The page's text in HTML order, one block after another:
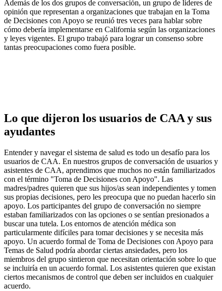
Además de los dos grupos de conversación, un grupo de líderes de
opinión que representan a organizaciones que trabajan en la Toma
de Decisiones con Apoyo se reunió tres veces para hablar sobre
cómo debería implementarse en California según las organizaciones
y leyes vigentes. El grupo trabajó para lograr un consenso sobre
tantas preocupaciones como fuera posible.
Lo que dijeron los usuarios de CAA y sus
ayudantes
Entender y navegar el sistema de salud es todo un desafío para los
usuarios de CAA. En nuestros grupos de conversación de usuarios y
asistentes de CAA, aprendimos que muchos no están familiarizados
con el término "Toma de Decisiones con Apoyo". Las
madres/padres quieren que sus hijos/as sean independientes y tomen
sus propias decisiones, pero les preocupa que no puedan hacerlo sin
apoyo. Los participantes del grupo de conversación no siempre
estaban familiarizados con las opciones o se sentían presionados a
buscar una tutela. Los entornos de atención médica son
particularmente difíciles para tomar decisiones y se necesita más
apoyo. Un acuerdo formal de Toma de Decisiones con Apoyo para
Temas de Salud podría abordar ciertas ansiedades, pero los
miembros del grupo sintieron que necesitan orientación sobre lo que
se incluiría en un acuerdo formal. Los asistentes quieren que existan
ciertos mecanismos de control que deben ser incluidos en cualquier
acuerdo.